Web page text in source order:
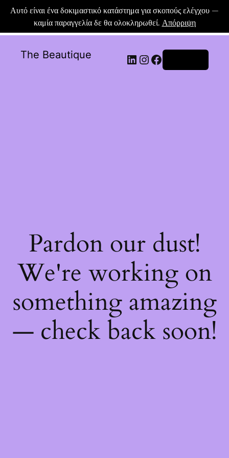
Αυτό είναι ένα δοκιμαστικό κατάστημα για σκοπούς ελέγχου —
καμία παραγγελία δε θα ολοκληρωθεί. Απόρριψη
The Beautique
Pardon our dust!
We're working on
something amazing
— check back soon!